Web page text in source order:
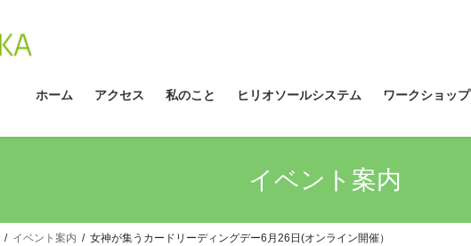
ホーム アクセス 私のこと ヒリオソールシステム ワークショップ
イベント案内
イベント案内 女神が集うカードリーディングデー6月26日(オンライン開催）